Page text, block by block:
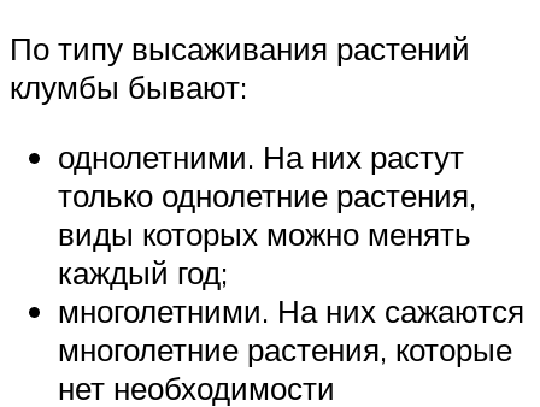
По типу высаживания растений
клумбы бывают:
однолетними. На них растут
только однолетние растения,
виды которых можно менять
каждый год;
многолетними. На них сажаются
многолетние растения, которые
нет необходимости